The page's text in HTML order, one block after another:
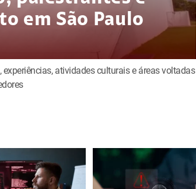
em São Paulo
atividades culturais e áreas voltadas